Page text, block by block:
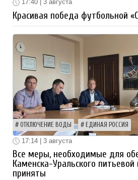
17:40 | 3 августа
Красивая победа футбольной
ОТКЛЮЧЕНИЕ ВОДЫ ЕДИНАЯ РОССИЯ
17:14 | 3 августа
Все меры, необходимые для
Каменска-Уральского
приняты